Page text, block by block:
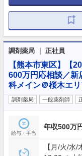
調剤薬局 ｜ 正社員
【熊本市東区】【
600万円応相談／新
科メイン＠桜木エ
調剤薬局 一般薬剤師
給与・手当
年収500万
【月/火/水